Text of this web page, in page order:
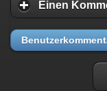
Einen